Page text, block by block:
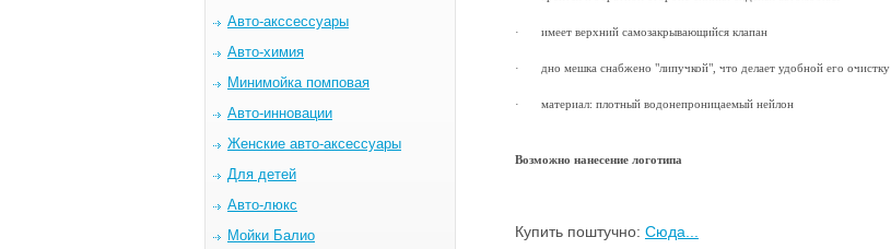
Авто-акссессуары
Авто-химия
Минимойка помповая
Авто-инновации
Женские авто-аксессуары
Для детей
Авто-люкс
Мойки Балио
· имеет верхний самозакрывающийся клапан
· дно мешка снабжено "липучкой", что делает удобной его очистку
· материал: плотный водонепроницаемый нейлон
Возможно нанесение логотипа
Купить поштучно: Сюда...